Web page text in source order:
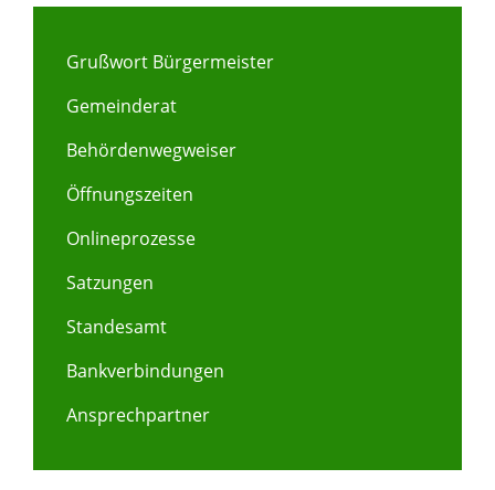
Grußwort Bürgermeister
Gemeinderat
Behördenwegweiser
Öffnungszeiten
Onlineprozesse
Satzungen
Standesamt
Bankverbindungen
Ansprechpartner